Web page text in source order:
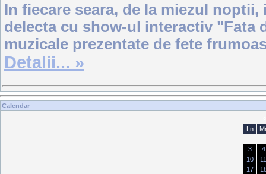
In fiecare seara, de la miezul
delecta cu show-ul interactiv "Fata
muzicale prezentate de fete
Detalii... »
Calendar
Ln
3
4
10
11
17